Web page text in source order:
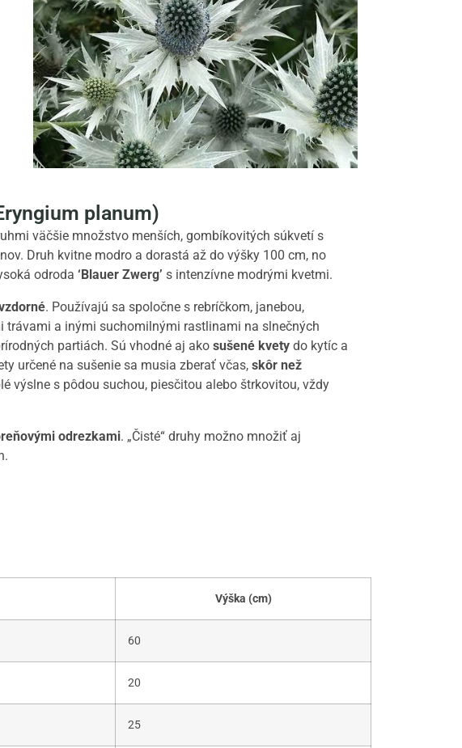
planum)
väčšie množstvo menších, gombíkovitých súkvetí s
Druh kvitne modro a dorastá až do výšky 100 cm, no
odroda ‘Blauer Zwerg’ s intenzívne modrými kvetmi.
. Používajú sa spoločne s rebríčkom, janebou,
trávami a inými suchomilnými rastlinami na slnečných
partiách. Sú vhodné aj ako sušené kvetydo kytíc a
určené na sušenie sa musia zberať včas, skôr než
výslne s pôdou suchou, piesčitou alebo štrkovitou, vždy
odrezkami. „Čisté“ druhy možno množiť aj
Výška (cm)
60
20
25